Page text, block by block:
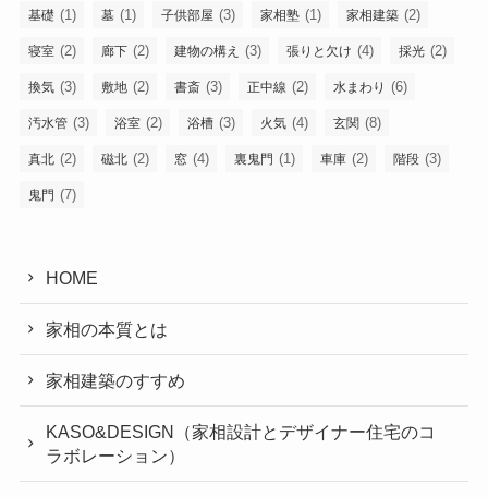
基礎 (1) 墓 (1) 子供部屋 (3) 家相塾 (1) 家相建築 (2)
寝室 (2) 廊下 (2) 建物の構え (3) 張りと欠け (4) 採光 (2)
換気 (3) 敷地 (2) 書斎 (3) 正中線 (2) 水まわり (6)
汚水管 (3) 浴室 (2) 浴槽 (3) 火気 (4) 玄関 (8)
真北 (2) 磁北 (2) 窓 (4) 裏鬼門 (1) 車庫 (2) 階段 (3)
鬼門 (7)
HOME
家相の本質とは
家相建築のすすめ
KASO&DESIGN（家相設計とデザイナー住宅のコ
ラボレーション）